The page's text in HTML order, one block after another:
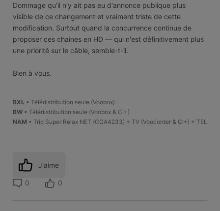
Dommage qu'il n'y ait pas eu d'annonce publique plus
visible de ce changement et vraiment triste de cette
modification. Surtout quand la concurrence continue de
proposer ces chaines en HD — qui n'est définitivement plus
une priorité sur le câble, semble-t-il.
Bien à vous.
BXL • Télédistribution seule (Voobox)
BW• Télédistribution seule (Voobox & CI+)
NAM • Trio Super Relax NET (CGA4233) + TV (Voocorder & CI+) + TEL
J'aime
0 0